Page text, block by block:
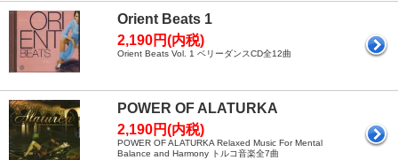
Orient Beats 1
2,190円(内税)
Orient Beats Vol. 1 ベリーダンスCD全12曲
POWER OF ALATURKA
2,190円(内税)
POWER OF ALATURKA Relaxed Music For Mental
Balance and Harmony トルコ音楽全7曲